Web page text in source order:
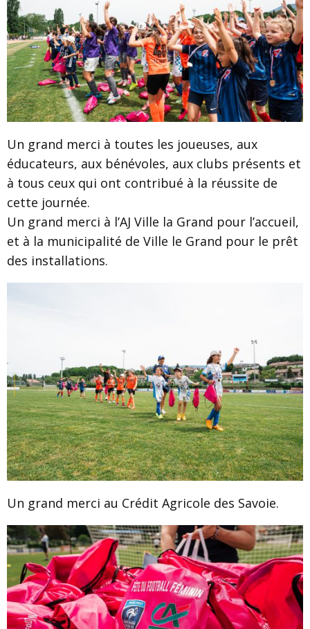
Un grand merci à toutes les joueuses, aux
éducateurs, aux bénévoles, aux clubs présents et
à tous ceux qui ont contribué à la réussite de
cette journée.
Un grand merci à l’AJ Ville la Grand pour l’accueil,
et à la municipalité de Ville le Grand pour le prêt
des installations.
Un grand merci au Crédit Agricole des Savoie.